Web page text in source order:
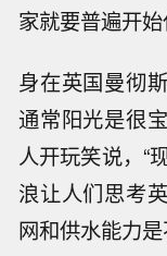
家就要普遍开始
身在英国曼彻
通常阳光是很
人开玩笑说，“
浪让人们思考
网和供水能力是